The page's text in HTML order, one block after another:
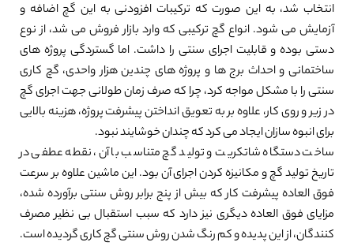
انتخاب شد، به این صورت که ترکیبات افزودنی به این گچ اضافه و
آزمایش می شود. انواع گچ ترکیبی که وارد بازار فروش می شد، از نوع
دستی بوده و قابلیت اجرای سنتی را داشت. اما گستردگی پروژه های
ساختمانی و احداث برج ها و پروژه های چندین هزار واحدی، گچ کاری
سنتی را با مشکل مواجه کرد، چرا که صرف زمان طولانی جهت اجرای گچ
در زیر و روی کار، علاوه بر به تعویق انداختن پیشرفت پروژه، هزینه بالایی
برای انبوه سازان ایجاد می کرد که چندان خوشایند نبود.
ساخت دستگاه شاتکریت و تولید گچ متناسب با آن، نقطه عطفی در
تاریخ تولید گچ و مکانیزه کردن اجرای آن بود. این ماشین علاوه بر سرعت
فوق العاده پیشرفت کار که بیش از پنج برابر روش سنتی برآورده شده،
مزایای فوق العاده دیگری نیز دارد که سبب استقبال بی نظیر مصرف
کنندگان، از این پدیده و کم رنگ شدن روش سنتی گچ کاری گردیده است.